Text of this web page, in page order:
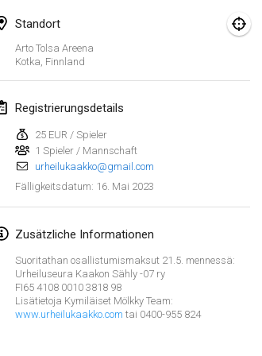
Standort
Arto Tolsa Areena
Kotka Finnland
Registrierungsdetails
25 EUR / Spieler
1 Spieler / Mannschaft
urheilukaakko@gmail.com
Fälligkeitsdatum: 16. Mai 2023
Zusätzliche Informationen
Suoritathan osallistumismaksut 21.5. mennessä:
Urheiluseura Kaakon Sähly -07 ry
FI65 4108 0010 3818 98
Lisätietoja Kymiläiset Mölkky Team:
www.urheilukaakko.com tai 0400-955 824
Februar 2023
Open Grégorien
SingeliDuppeli
4. Feb. 2023|Finnland
Indoor de la CASAS
18. Feb. 2023|Frankreich
Faschings-Mölkky